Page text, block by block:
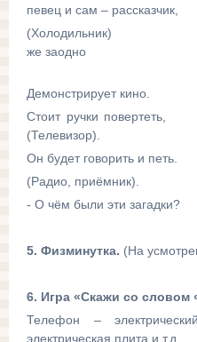
певец и сам – рассказчик,
же заодно
Демонстрирует кино.
Стоит ручки
(Телевизор).
Он будет говорить и петь.
(Радио, приёмник).
- О чём были эти загадки?
5. Физминутка. (На
6. Игра «Скажи со словом
Телефон –
электрическая плита и т.д.